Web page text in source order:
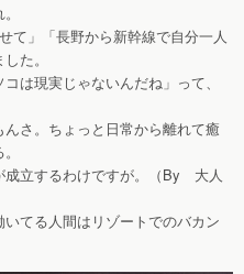
て」「長野から新幹線で自分一人
た。
は現実じゃないんだね」って、
さ。ちょっと日常から離れて癒
成立するわけですが。（By 大人
てる人間はリゾートでのバカン